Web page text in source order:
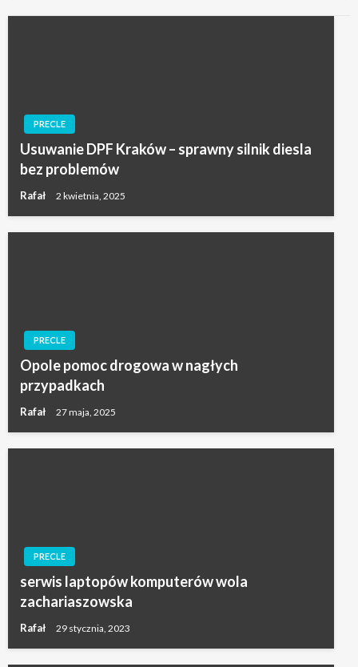
PRECLE
Usuwanie DPF Kraków – sprawny silnik diesla
bez problemów
Rafał 2 kwietnia, 2025
PRECLE
Opole pomoc drogowa w nagłych
przypadkach
Rafał 27 maja, 2025
PRECLE
serwis laptopów komputerów wola
zachariaszowska
Rafał 29 stycznia, 2023